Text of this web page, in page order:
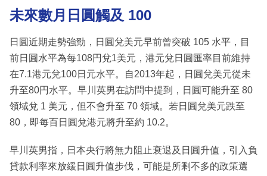
未來數月日圓觸及 100
日圓近期走勢強勁，日圓兌美元早前曾突破 105 水平，目
前日圓水平為每108円兌1美元，港元兌日圓匯率目前維持
在7.1港元兌100日元水平。自2013年起，日圓兌美元從未
升至80円水平。早川英男在訪問中提到，日圓可能升至 80
領域兌 1 美元，但不會升至 70 領域。若日圓兌美元跌至
80，即每百日圓兌港元將升至約 10.2。
早川英男指，日本央行將無力阻止衰退及日圓升值，引入負
貸款利率來放緩日圓升值步伐，可能是所剩不多的政策選